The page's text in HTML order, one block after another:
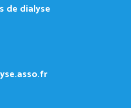
de dialyse